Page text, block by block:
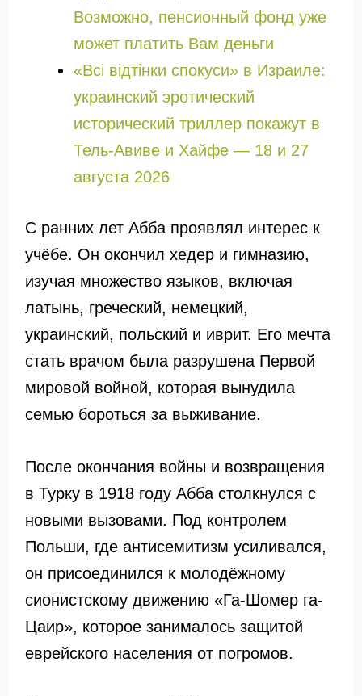
Возможно, пенсионный фонд уже
может платить Вам деньги
«Всі відтінки спокуси» в Израиле:
украинский эротический
исторический триллер покажут в
Тель-Авиве и Хайфе — 18 и 27
августа 2026
С ранних лет Абба проявлял интерес к
учёбе. Он окончил хедер и гимназию,
изучая множество языков, включая
латынь, греческий, немецкий,
украинский, польский и иврит. Его мечта
стать врачом была разрушена Первой
мировой войной, которая вынудила
семью бороться за выживание.
После окончания войны и возвращения
в Турку в 1918 году Абба столкнулся с
новыми вызовами. Под контролем
Польши, где антисемитизм усиливался,
он присоединился к молодёжному
сионистскому движению «Га-Шомер га-
Цаир», которое занималось защитой
еврейского населения от погромов.